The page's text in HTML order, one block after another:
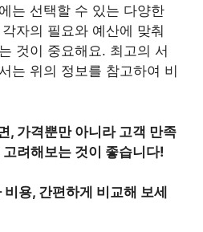
는 선택할 수 있는 다양한
자의 필요와 예산에 맞춰
것이 중요해요. 최고의 서
는 위의 정보를 참고하여 비
, 가격뿐만 아니라 고객 만족
려해보는 것이 좋습니다!
용, 간편하게 비교해 보세